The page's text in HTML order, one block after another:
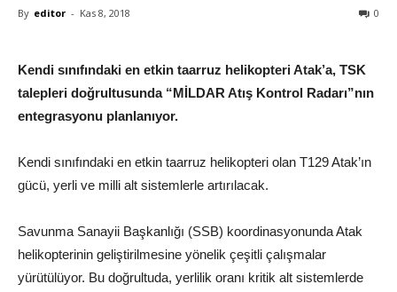
By editor - Kas 8, 2018 0
Kendi sınıfındaki en etkin taarruz helikopteri Atak’a, TSK
talepleri doğrultusunda “MİLDAR Atış Kontrol Radarı”nın
entegrasyonu planlanıyor.
Kendi sınıfındaki en etkin taarruz helikopteri olan T129 Atak’ın
gücü, yerli ve milli alt sistemlerle artırılacak.
Savunma Sanayii Başkanlığı (SSB) koordinasyonunda Atak
helikopterinin geliştirilmesine yönelik çeşitli çalışmalar
yürütülüyor. Bu doğrultuda, yerlilik oranı kritik alt sistemlerde